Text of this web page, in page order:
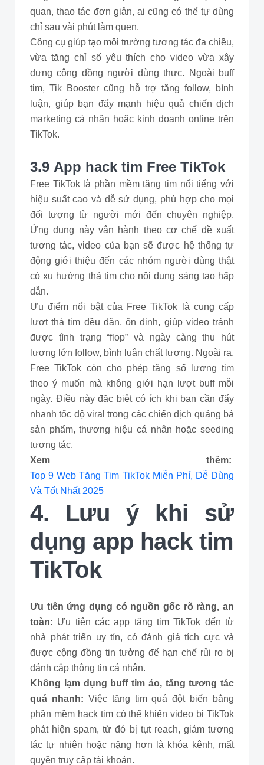
quan, thao tác đơn giản, ai cũng có thể tự dùng
chỉ sau vài phút làm quen.
Công cụ giúp tạo môi trường tương tác đa chiều,
vừa tăng chỉ số yêu thích cho video vừa xây
dựng cộng đồng người dùng thực. Ngoài buff
tim, Tik Booster cũng hỗ trợ tăng follow, bình
luận, giúp bạn đẩy mạnh hiệu quả chiến dịch
marketing cá nhân hoặc kinh doanh online trên
TikTok.
3.9 App hack tim Free TikTok
Free TikTok là phần mềm tăng tim nổi tiếng với
hiệu suất cao và dễ sử dụng, phù hợp cho mọi
đối tượng từ người mới đến chuyên nghiệp.
Ứng dụng này vận hành theo cơ chế đề xuất
tương tác, video của bạn sẽ được hệ thống tự
động giới thiệu đến các nhóm người dùng thật
có xu hướng thả tim cho nội dung sáng tạo hấp
dẫn.
Ưu điểm nổi bật của Free TikTok là cung cấp
lượt thả tim đều đặn, ổn định, giúp video tránh
được tình trạng “flop” và ngày càng thu hút
lượng lớn follow, bình luận chất lượng. Ngoài ra,
Free TikTok còn cho phép tăng số lượng tim
theo ý muốn mà không giới hạn lượt buff mỗi
ngày. Điều này đặc biệt có ích khi bạn cần đẩy
nhanh tốc độ viral trong các chiến dịch quảng bá
sản phẩm, thương hiệu cá nhân hoặc seeding
tương tác.
Xem thêm:
Top 9 Web Tăng Tim TikTok Miễn Phí, Dễ Dùng
Và Tốt Nhất 2025
4. Lưu ý khi sử
dụng app hack tim
TikTok
Ưu tiên ứng dụng có nguồn gốc rõ ràng, an
toàn: Ưu tiên các app tăng tim TikTok đến từ
nhà phát triển uy tín, có đánh giá tích cực và
được cộng đồng tin tưởng để hạn chế rủi ro bị
đánh cắp thông tin cá nhân.
Không lạm dụng buff tim ảo, tăng tương tác
quá nhanh: Việc tăng tim quá đột biến bằng
phần mềm hack tim có thể khiến video bị TikTok
phát hiện spam, từ đó bị tụt reach, giảm tương
tác tự nhiên hoặc nặng hơn là khóa kênh, mất
quyền truy cập tài khoản.